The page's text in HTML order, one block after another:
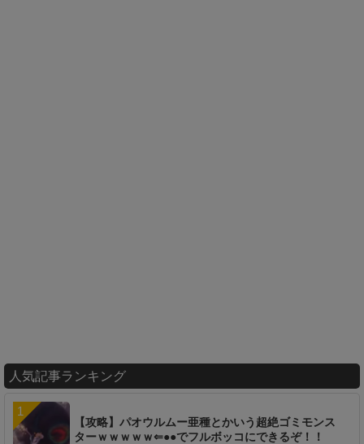
人気記事ランキング
【攻略】パオウルムー亜種とかいう超絶ゴミモンス
ターｗｗｗｗｗ⇐●●でフルボッコにできるぞ！！